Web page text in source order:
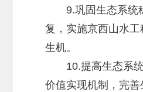
9.巩固生态系统稳
复，实施京西山水
生机。
10.提高生态系统
价值实现机制，完